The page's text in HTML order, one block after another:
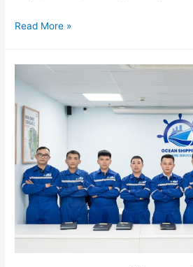
Read More »